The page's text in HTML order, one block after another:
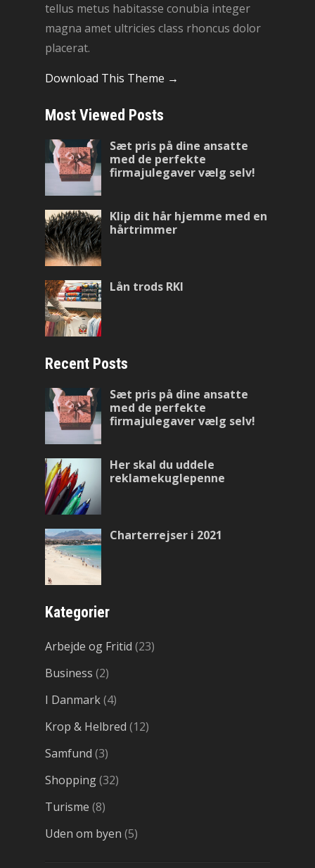
tellus metus habitasse conubia integer
magna amet ultricies class rhoncus dolor
placerat.
Download This Theme →
Most Viewed Posts
Sæt pris på dine ansatte
med de perfekte
firmajulegaver vælg selv!
Klip dit hår hjemme med en
hårtrimmer
Lån trods RKI
Recent Posts
Sæt pris på dine ansatte
med de perfekte
firmajulegaver vælg selv!
Her skal du uddele
reklamekuglepenne
Charterrejser i 2021
Kategorier
Arbejde og Fritid (23)
Business (2)
I Danmark(4)
Krop & Helbred (12)
Samfund (3)
Shopping(32)
Turisme (8)
Uden om byen (5)